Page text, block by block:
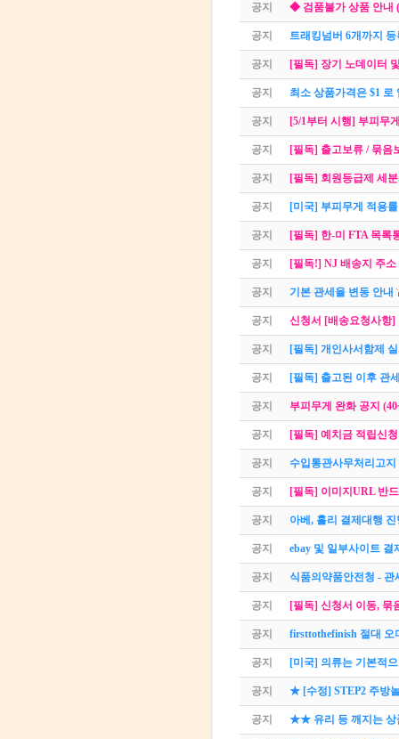
공지 ◆ 검품불가 상품 안내
공지 트래킹넘버 6개까지
공지 [필독] 장기 노데이터
공지 최소 상품가격은 $1 로
공지 [5/1부터 시행] 부피무
공지 [필독] 출고보류 / 묶음
공지 [필독] 회원등급제 세
공지 [미국] 부피무게 적용
공지 [필독] 한-미 FTA 목록
공지 [필독!] NJ 배송지 주소
공지 기본 관세율 변동 안내
공지 신청서 [배송요청사항]
공지 [필독] 개인사서함제
공지 [필독] 출고된 이후 관
공지 부피무게 완화 공지
공지 [필독] 예치금 적립신
공지 수입통관사무처리고
공지 [필독] 이미지URL 반
공지 아베, 홀리 결제대행
공지 ebay 및 일부사이트 결
공지 식품의약품안전청 - 관
공지 [필독] 신청서 이동, 묶
공지 firsttothefinish 절대 오
공지 [미국] 의류는 기본적
공지 ★ [수정] STEP2 주방
공지 ★★ 유리 등 깨지는 상